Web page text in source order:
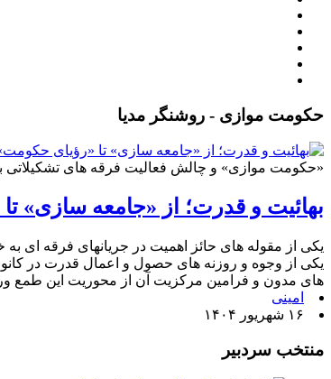
حکومت موازی - روشنگر مدیا
«حکومت موازی» و چالش فعالیت فرقه های تشکیلاتی
بهائیت و قدرت؛ از «جامعه سازی»
یکی از مقوله های حائز اهمیت در جریانهای فرقه
یکی از وجوه و روزنه های حصول و اعمال قدرت در
های مدون و فرامین مرکزیت آن از محوریت این طمع
امینی
۱۶ شهریور ۱۴۰۴
منتخب سردبیر